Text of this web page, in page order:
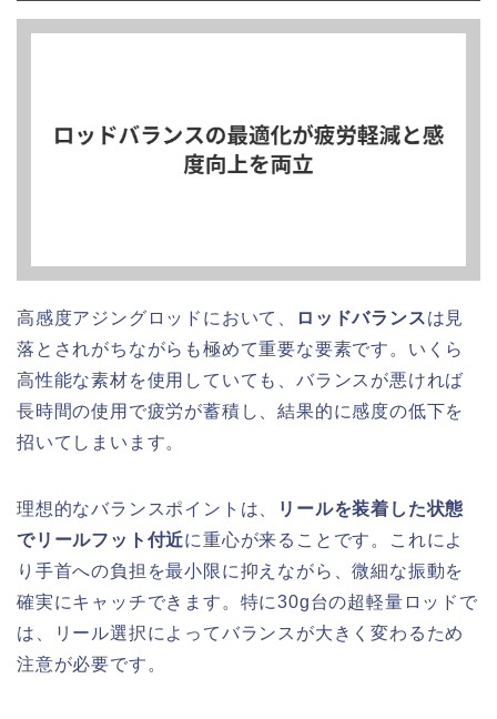
高感度アジングロッドにおいて、 ロッドバランスは見
落とされがちながらも極めて重要な要素です。いくら
高性能な素材を使用していても、バランスが悪ければ
長時間の使用で疲労が蓄積し、結果的に感度の低下を
招いてしまいます。
理想的なバランスポイントは、
リールを装着した状態
でリールフット付近に重心が来ることです。これによ
り手首への負担を最小限に抑えながら、微細な振動を
確実にキャッチできます。特に30g台の超軽量ロッドで
は、リール選択によってバランスが大きく変わるため
注意が必要です。